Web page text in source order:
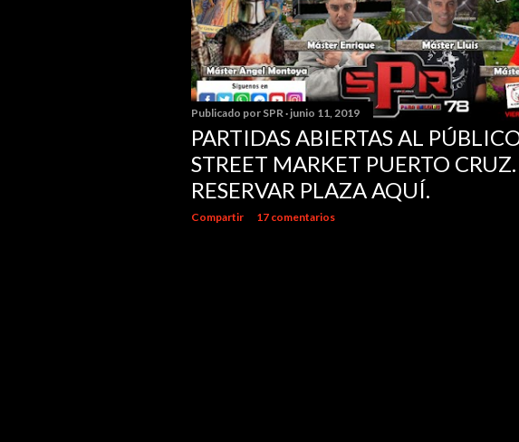
Publicado por SPR junio 11, 2019
PARTIDAS ABIERTAS AL
STREET MARKET PUERTO
RESERVAR PLAZA AQUÍ.
Compartir 17 comentarios